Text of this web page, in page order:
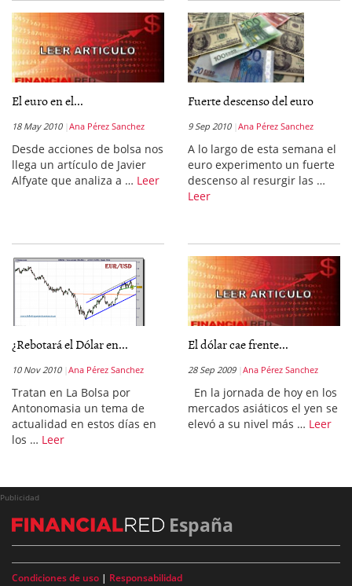
El euro en el...
18 May 2010 Ana Pérez Sanchez
Desde acciones de bolsa nos
llega un artículo de Javier
Alfyate que analiza a … Leer
Fuerte descenso del euro
9 Sep 2010 Ana Pérez Sanchez
A lo largo de esta semana el
euro experimento un fuerte
descenso al resurgir las …
Leer
¿Rebotará el Dólar en...
10 Nov 2010 Ana Pérez Sanchez
Tratan en La Bolsa por
Antonomasia un tema de
actualidad en estos días en
los … Leer
El dólar cae frente...
28 Sep 2009 Ana Pérez Sanchez
En la jornada de hoy en los
mercados asiáticos el yen se
elevó a su nivel más … Leer
Publicidad
España
Condiciones de uso | Responsabilidad